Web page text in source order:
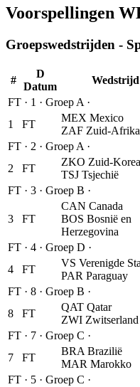
Voorspellingen
Groepswedstrijden -
#
D
Datum
Wedstrijd
FT · 1 · Groep A ·
1
FT
MEX Mexico
ZAF Zuid-Afrika
FT · 2 · Groep A ·
2
FT
ZKO Zuid-Korea
TSJ Tsjechië
FT · 3 · Groep B ·
3 FT
CAN Canada
BOS Bosnië en
Herzegovina
FT · 4 · Groep D ·
4
FT
VS Verenigde
PAR Paraguay
FT · 8 · Groep B ·
8
FT
QAT Qatar
ZWI Zwitserland
FT · 7 · Groep C ·
7
FT
BRA Brazilië
MAR Marokko
FT · 5 · Groep C ·